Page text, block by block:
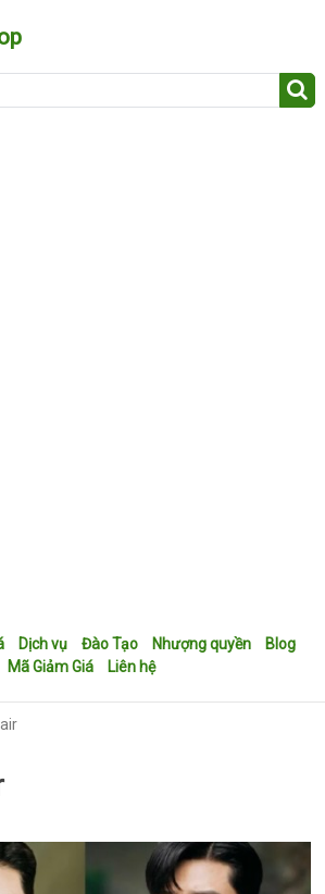
Dịch vụ Đào Tạo Nhượng quyền
Blog
Mã Giảm Giá
Liên hệ